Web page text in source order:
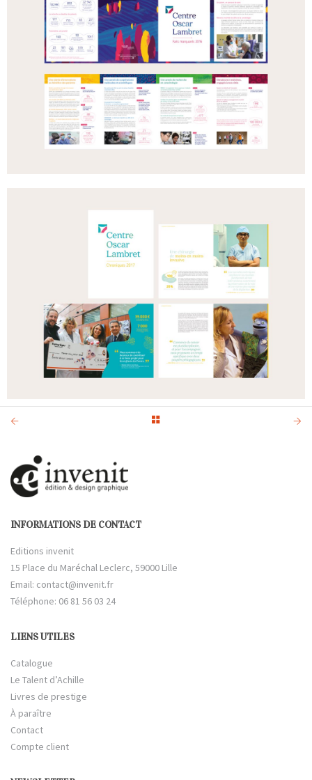
INFORMATIONS DE CONTACT
Editions invenit
15 Place du Maréchal Leclerc, 59000 Lille
Email: contact@invenit.fr
Téléphone: 06 81 56 03 24
LIENS UTILES
Catalogue
Le Talent d’Achille
Livres de prestige
À paraître
Contact
Compte client